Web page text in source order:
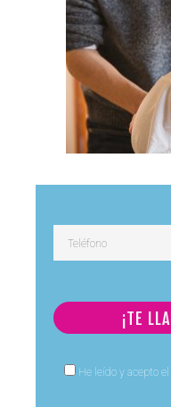
He leído y acepto el